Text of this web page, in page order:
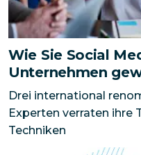
Wie Sie Social
Unternehmen
Drei international
Experten verraten ihre
Techniken